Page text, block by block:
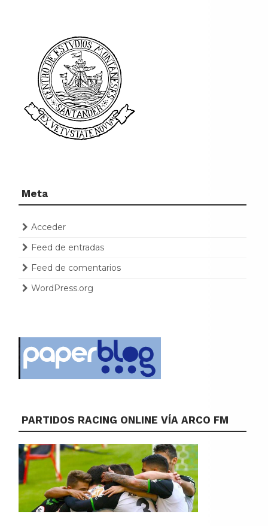
Meta
Acceder
Feed de entradas
Feed de comentarios
WordPress.org
PARTIDOS RACING ONLINE VÍA ARCO FM